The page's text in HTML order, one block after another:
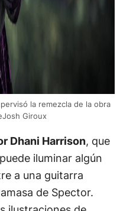
la remezcla de la obra
Giroux
Dhani Harrison, que
iluminar algún
a una guitarra
de Spector.